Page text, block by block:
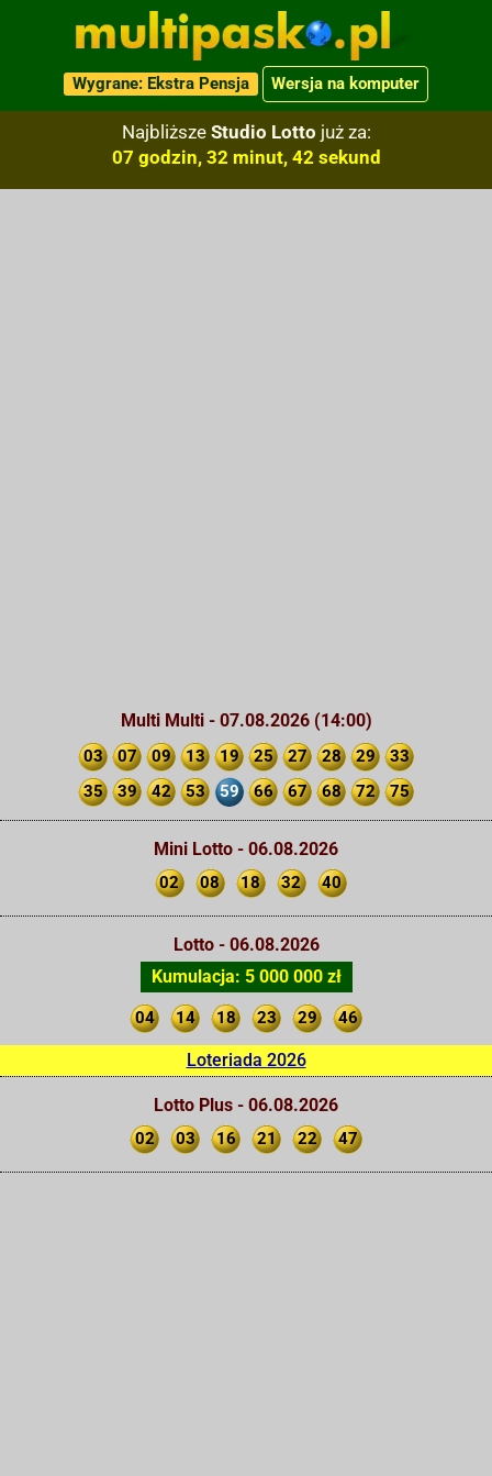
Wygrane: Ekstra Pensja Wersja na komputer
Najbliższe Studio Lotto już za:
07 godzin, 32 minut, 42 sekund
Multi Multi - 07.08.2026 (14:00)
03 07 09 13 19 25 27 28 29
33
35
39 42 53 59 66 67 68 72 75
Mini Lotto - 06.08.2026
02 08 18 32 40
Lotto - 06.08.2026
Kumulacja: 5 000 000 zł
04 14 18 23 29 46
Loteriada 2026
Lotto Plus - 06.08.2026
02 03 16 21 22 47